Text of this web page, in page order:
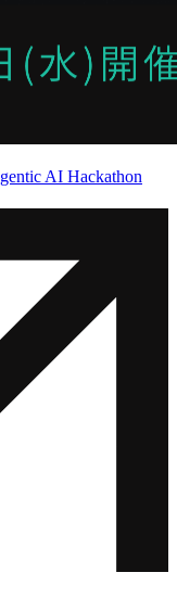
AI Hackathon